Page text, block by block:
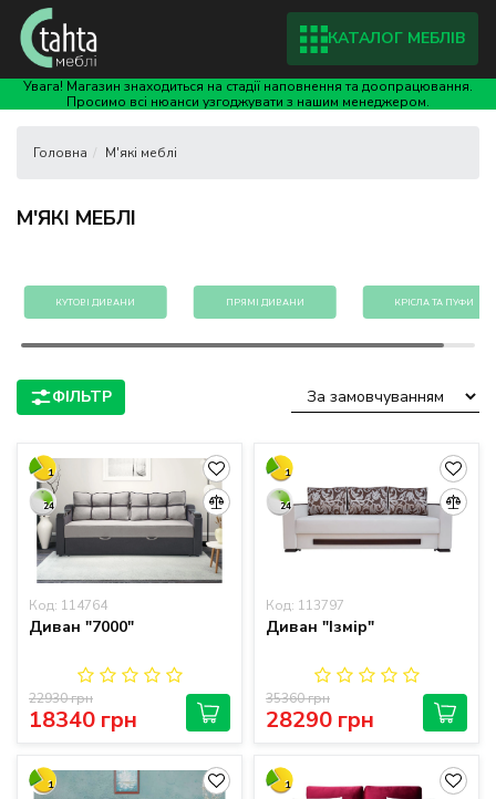
Увага! Магазин знаходиться на стадії наповнення та доопрацювання.
Просимо всі нюанси узгоджувати з нашим менеджером.
КАТАЛОГ МЕБЛІВ
М'які меблі
М'ЯКІ МЕБЛІ
КУТОВІ ДИВАНИ ПРЯМІ ДИВАНИ КРІСЛА ТА ПУФИ
1
24
Код: 114764
Диван "7000"
18340 грн
22930 грн
1
24
Код: 113797
Диван "Ізмір"
28290 грн
35360 грн
1 1